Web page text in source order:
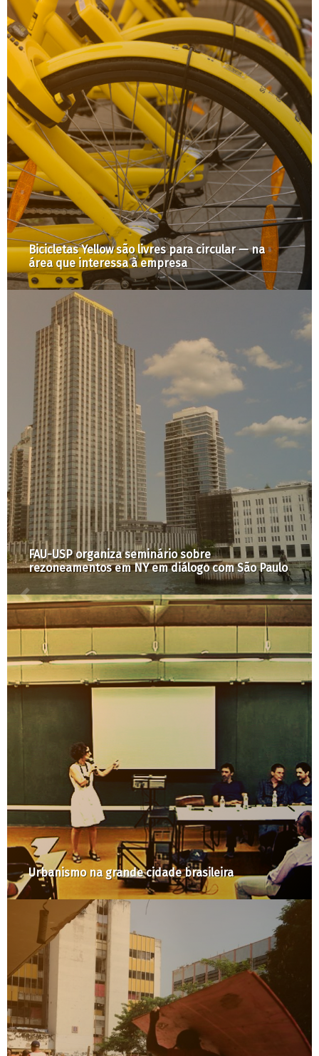
Bicicletas Yellow são livres para circular — na
área que interessa à empresa
FAU-USP organiza seminário sobre
rezoneamentos em NY em diálogo com São Paulo
Urbanismo na grande cidade brasileira